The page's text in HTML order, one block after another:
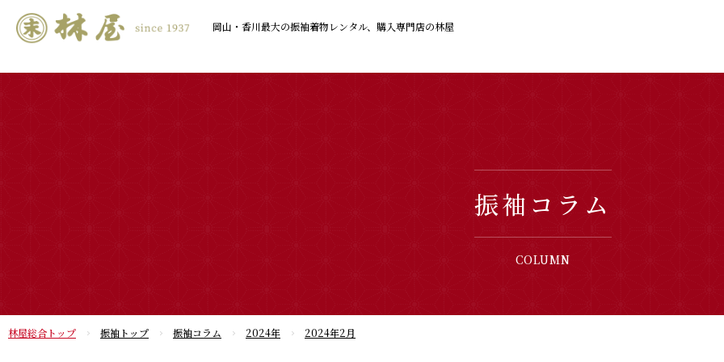
岡山・香川最大の振袖着物レンタル、購入専門店の林屋
振袖コラム
COLUMN
林屋総合トップ 振袖トップ 振袖コラム 2024年 2024年2月